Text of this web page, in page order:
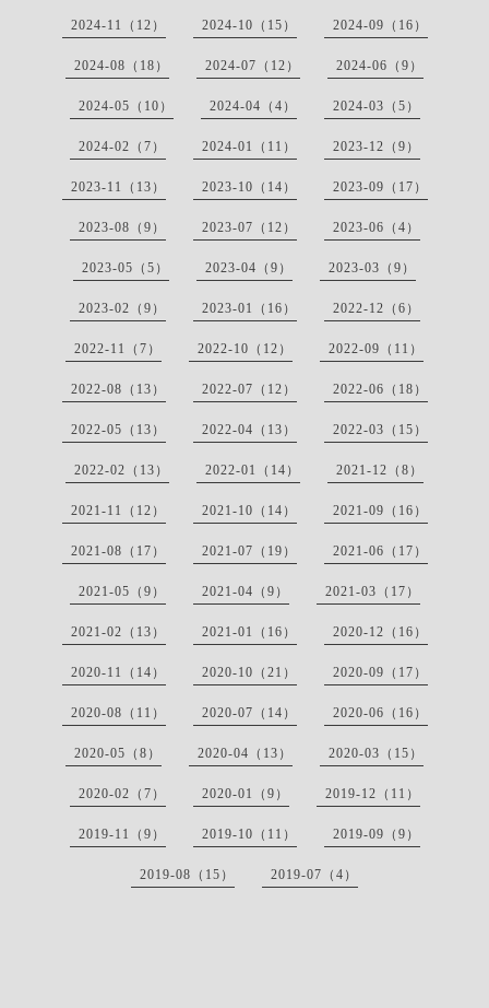
2024-11（12） 2024-10（15） 2024-09（16）
2024-08（18） 2024-07（12） 2024-06（9）
2024-05（10） 2024-04（4） 2024-03（5）
2024-02（7） 2024-01（11） 2023-12（9）
2023-11（13） 2023-10（14） 2023-09（17）
2023-08（9） 2023-07（12） 2023-06（4）
2023-05（5） 2023-04（9） 2023-03（9）
2023-02（9） 2023-01（16） 2022-12（6）
2022-11（7） 2022-10（12） 2022-09（11）
2022-08（13） 2022-07（12） 2022-06（18）
2022-05（13） 2022-04（13） 2022-03（15）
2022-02（13） 2022-01（14） 2021-12（8）
2021-11（12） 2021-10（14） 2021-09（16）
2021-08（17） 2021-07（19） 2021-06（17）
2021-05（9） 2021-04（9） 2021-03（17）
2021-02（13） 2021-01（16） 2020-12（16）
2020-11（14） 2020-10（21） 2020-09（17）
2020-08（11） 2020-07（14） 2020-06（16）
2020-05（8） 2020-04（13） 2020-03（15）
2020-02（7） 2020-01（9） 2019-12（11）
2019-11（9） 2019-10（11） 2019-09（9）
2019-08（15） 2019-07（4）